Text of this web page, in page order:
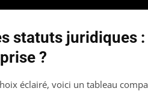
statuts juridiques
?
éclairé, voici un tableau